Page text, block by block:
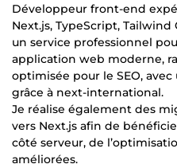
Développeur front-end
Next.js, TypeScript, Tailwind
un service professionnel
application web moderne,
optimisée pour le SEO,
grâce à next-international.
Je réalise également des
vers Next.js afin de
côté serveur, de
améliorées.